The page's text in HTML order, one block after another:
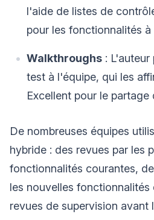
l'aide de listes de
pour les fonctionnalités à
Walkthroughs :
test à l'équipe, qui les
Excellent pour le partage
De nombreuses équipes
hybride : des revues par les
fonctionnalités courantes,
les nouvelles fonctionnalités
revues de supervision avant